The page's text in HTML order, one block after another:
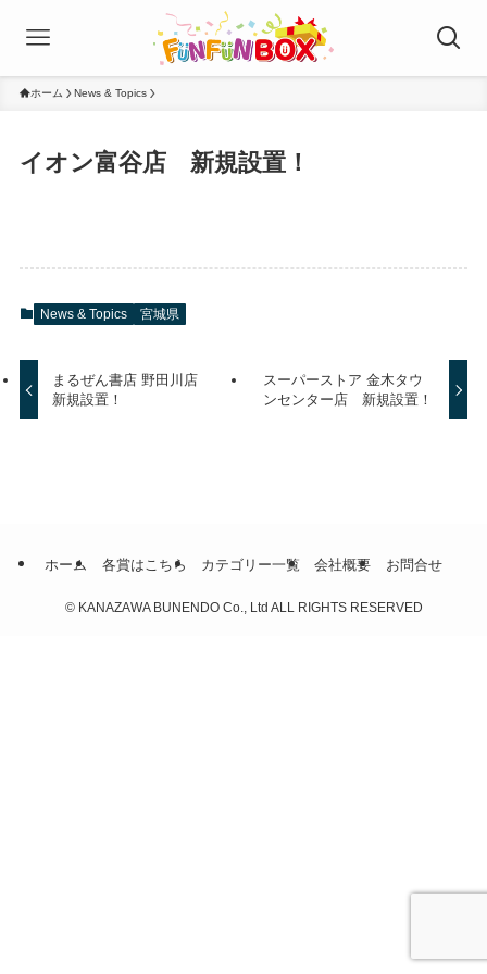
ホーム News & Topics
イオン富谷店 新規設置！
News & Topics 宮城県
まるぜん書店 野田川店
新規設置！
スーパーストア 金木タウ
ンセンター店 新規設置！
ホーム 各賞はこちら カテゴリー一覧 会社概要 お問合せ
©KANAZAWA BUNENDO Co., Ltd ALL RIGHTS RESERVED